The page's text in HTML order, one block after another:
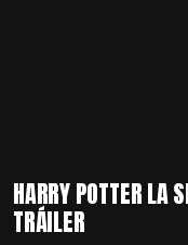
HARRY POTTER LA
TRÁILER